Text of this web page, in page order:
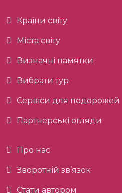
Країни світу
Міста світу
Визначні памятки
Вибрати тур
Сервіси для подорожей
Партнерські огляди
Про нас
Зворотній зв’язок
Стати автором